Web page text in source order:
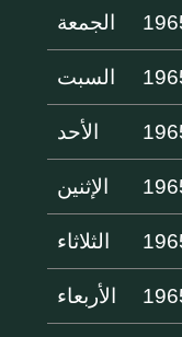
الجمعة
السبت
الأحد
الإثنين
الثلاثاء
الأربعاء